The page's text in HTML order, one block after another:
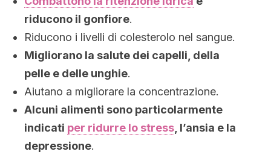
riducono il gonfiore.
Riducono i livelli di colesterolo nel sangue.
Migliorano la salute dei capelli, della
pelle e delle unghie.
Aiutano a migliorare la concentrazione.
Alcuni alimenti sono particolarmente
indicati per ridurre lo stress , l’ansia e la
depressione.